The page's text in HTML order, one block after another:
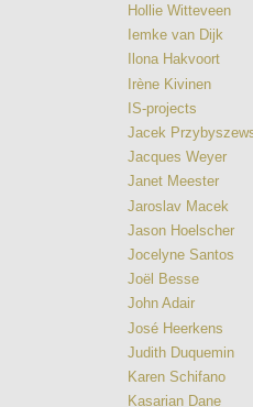
Hollie Witteveen
Iemke van Dijk
Ilona Hakvoort
Irène Kivinen
IS-projects
Jacek
Jacques Weyer
Janet Meester
Jaroslav Macek
Jason Hoelscher
Jocelyne Santos
Joël Besse
John Adair
José Heerkens
Judith Duquemin
Karen Schifano
Kasarian Dane